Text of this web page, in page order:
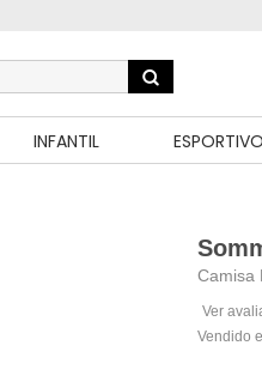
INFANTIL
Camisa
Ver
Vendido